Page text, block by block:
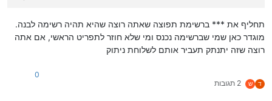
תחליף את *** ברשימת תפוצה שאתה רוצה שהיא תהיה רשימה לבנה.
מוגדר כאן שמי שברשימה נכנס ומי שלא חוזר לתפריט הראשי, אם אתה
רוצה שזה יתנתק תעביר אותם לשלוחת ניתוק
ד ש 2 תגובות
0